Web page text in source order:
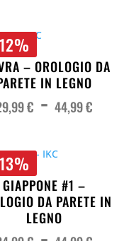
€
– OROLOGIO DA
IN LEGNO
€ - 44,99€
GIAPPONE #1 –
DA PARETE IN
LEGNO